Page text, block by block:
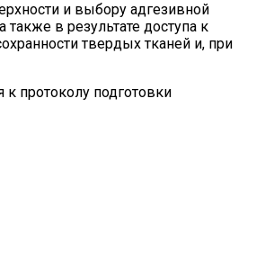
и выбору адгезивной
в результате доступа к
твердых тканей и, при
протоколу подготовки